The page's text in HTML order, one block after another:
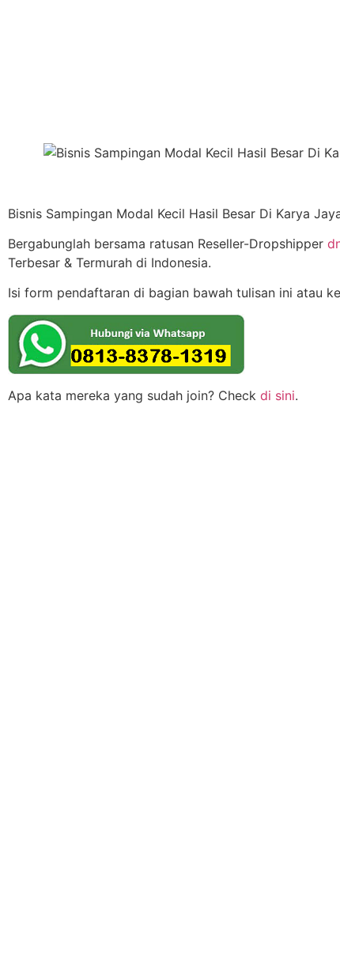
Bisnis Sampingan Modal Kecil Hasil Besar Di Karya
Bergabunglah bersama ratusan Reseller-Dropshipper
Terbesar & Termurah di Indonesia.
Isi form pendaftaran di bagian bawah tulisan ini atau
Apa kata mereka yang sudah join? Check di sini.